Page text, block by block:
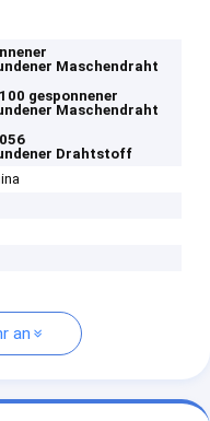
Maschendraht
gesponnener
Maschendraht
Drahtstoff
an